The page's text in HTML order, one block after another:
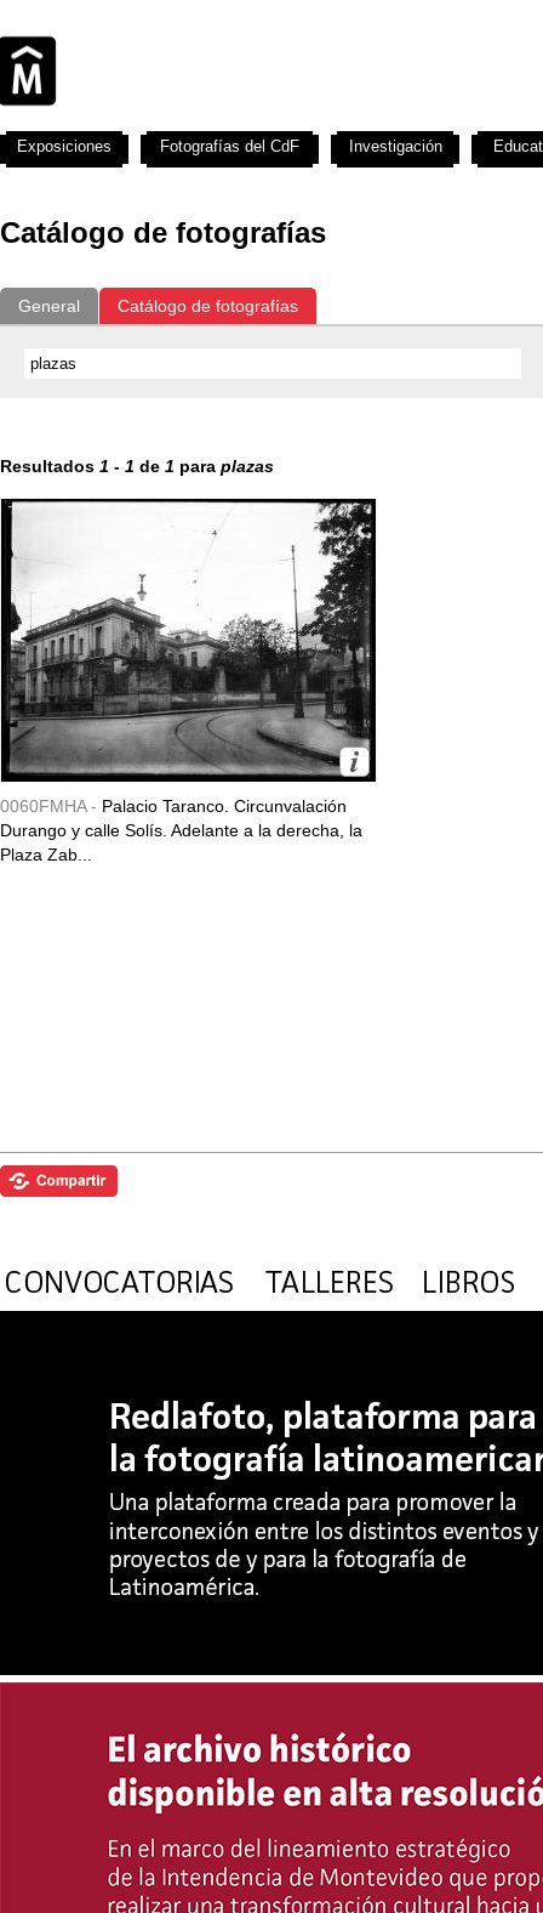
Catálogo de fotografías
General Catálogo de fotografías
Resultados 1 - 1 de 1 para plazas
0060FMHA - Palacio Taranco. Circunvalación
Durango y calle Solís. Adelante a la derecha, la
Plaza Zab...
Exposiciones Fotografías del CdF Investigación